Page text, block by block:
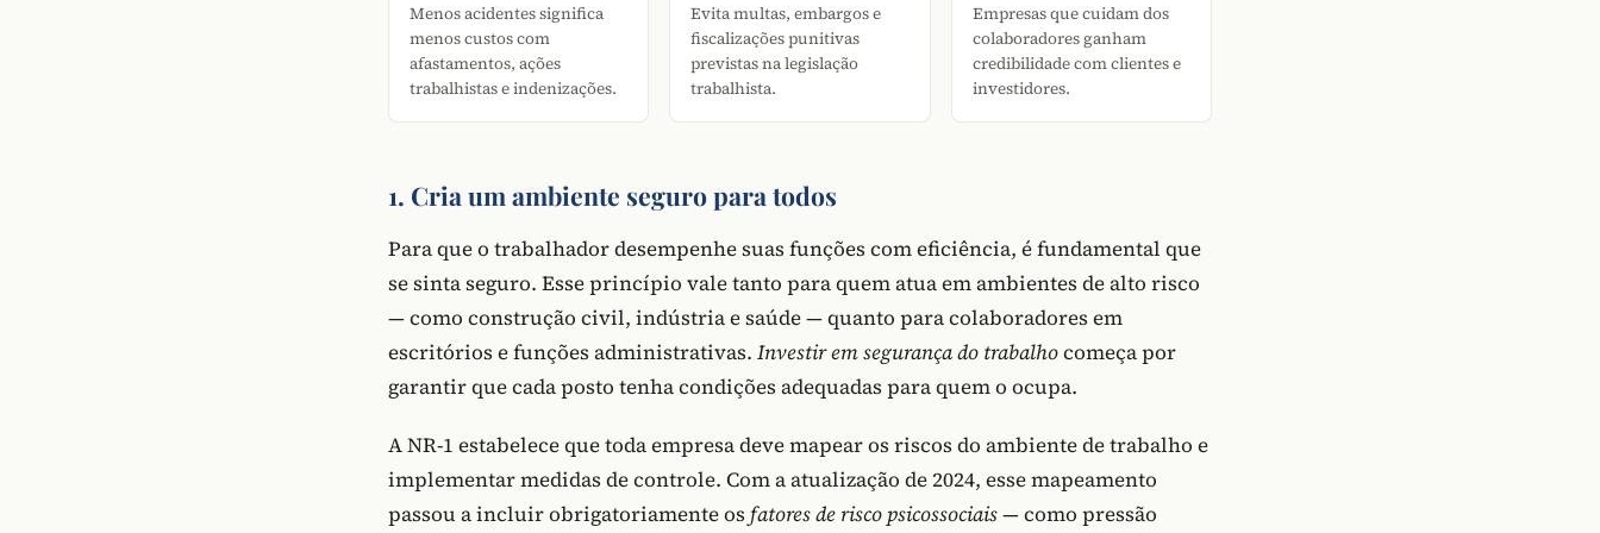
Menos acidentes significa
menos custos com
afastamentos, ações
trabalhistas e indenizações.
Evita multas, embargos e
fiscalizações punitivas
previstas na legislação
trabalhista.
Empresas que cuidam dos
colaboradores ganham
credibilidade com clientes e
investidores.
1. Cria um ambiente seguro para todos
Para que o trabalhador desempenhe suas funções com eficiência, é fundamental que
se sinta seguro. Esse princípio vale tanto para quem atua em ambientes de alto risco
— como construção civil, indústria e saúde — quanto para colaboradores em
escritórios e funções administrativas. Investir em segurança do trabalhocomeça por
garantir que cada posto tenha condições adequadas para quem o ocupa.
A NR-1 estabelece que toda empresa deve mapear os riscos do ambiente de trabalho e
implementar medidas de controle. Com a atualização de 2024, esse mapeamento
passou a incluir obrigatoriamente osfatores de risco psicossociais— como pressão